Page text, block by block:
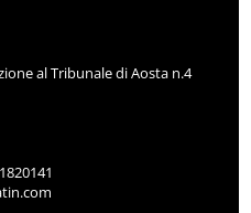
al Tribunale di Aosta n.4